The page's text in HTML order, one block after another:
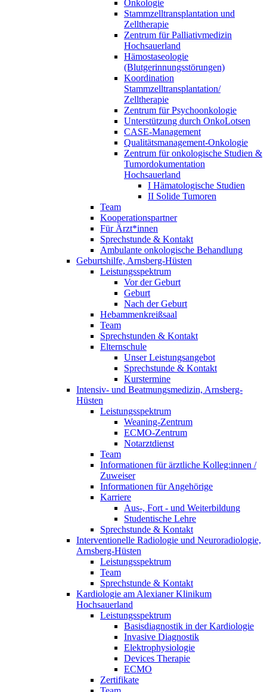
Onkologie
Stammzelltransplantation und
Zelltherapie
Zentrum für Palliativmedizin
Hochsauerland
Hämostaseologie
(Blutgerinnungsstörungen)
Koordination
Stammzelltransplantation/
Zelltherapie
Zentrum für Psychoonkologie
Unterstützung durch OnkoLotsen
CASE-Management
Qualitätsmanagement-Onkologie
Zentrum für onkologische Studien &
Tumordokumentation
Hochsauerland
I Hämatologische Studien
II Solide Tumoren
Team
Kooperationspartner
Für Ärzt*innen
Sprechstunde & Kontakt
Ambulante onkologische Behandlung
Geburtshilfe, Arnsberg-Hüsten
Leistungsspektrum
Vor der Geburt
Geburt
Nach der Geburt
Hebammenkreißsaal
Team
Sprechstunden & Kontakt
Elternschule
Unser Leistungsangebot
Sprechstunde & Kontakt
Kurstermine
Intensiv- und Beatmungsmedizin, Arnsberg-
Hüsten
Leistungsspektrum
Weaning-Zentrum
ECMO-Zentrum
Notarztdienst
Team
Informationen für ärztliche Kolleg:innen /
Zuweiser
Informationen für Angehörige
Karriere
Aus-, Fort - und Weiterbildung
Studentische Lehre
Sprechstunde & Kontakt
Interventionelle Radiologie und Neuroradiologie,
Arnsberg-Hüsten
Leistungsspektrum
Team
Sprechstunde & Kontakt
Kardiologie am Alexianer Klinikum
Hochsauerland
Leistungsspektrum
Basisdiagnostik in der Kardiologie
Invasive Diagnostik
Elektrophysiologie
Devices Therapie
ECMO
Zertifikate